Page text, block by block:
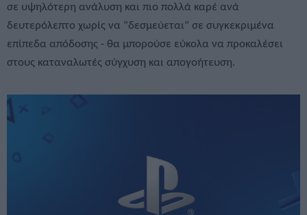
σε υψηλότερη ανάλυση και πιο πολλά καρέ ανά
δευτερόλεπτο χωρίς να "δεσμεύεται" σε συγκεκριμένα
επίπεδα απόδοσης - θα μπορούσε εύκολα να προκαλέσει
στους καταναλωτές σύγχυση και απογοήτευση.